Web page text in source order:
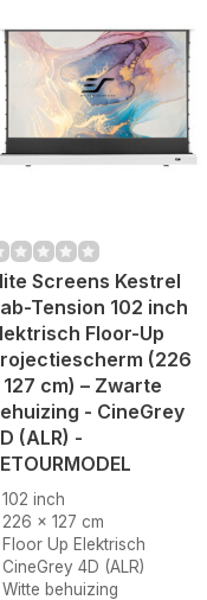
Screens Kestrel
Tension 102 inch
Floor-Up
(226
cm) – Zwarte
- CineGrey
(ALR) -
102 inch
226 x 127 cm
Floor Up Elektrisch
CineGrey 4D (ALR)
Witte behuizing